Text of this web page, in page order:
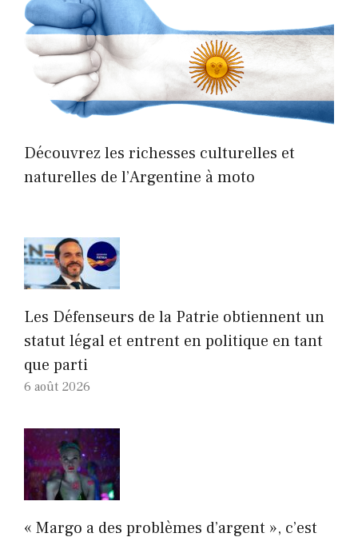
Découvrez les richesses culturelles et
naturelles de l’Argentine à moto
Les Défenseurs de la Patrie obtiennent un
statut légal et entrent en politique en tant
que parti
6 août 2026
« Margo a des problèmes d’argent », c’est